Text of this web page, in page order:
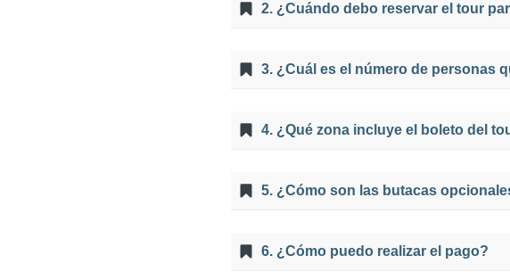
arqueológico Qorikancha (AV. El sol)
2. ¿Cuándo debo reservar el tour
ya que este evento se da as cabo
3. ¿Cuál es el número de personas
guía turístico profesional, está
4. ¿Qué zona incluye el boleto del
la cual se elige al momento de
5. ¿Cómo son las butacas
cuestan 30 dólares por persona, el
6. ¿Cómo puedo realizar el pago?